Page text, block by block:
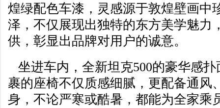
煌绿配色车漆，灵感源于敦煌壁画中
泽，不仅展现出独特的东方美学魅力
供，彰显出品牌对用户的诚意。
坐进车内，全新坦克500的豪华感扑
裹的座椅不仅质感细腻，更配备通风
身，不论严寒或酷暑，都能为全家乘